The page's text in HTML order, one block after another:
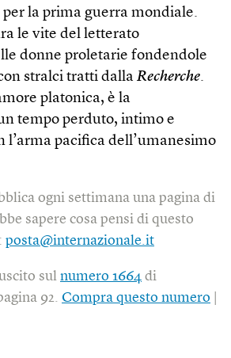
la prima guerra mondiale.
le vite del letterato
donne proletarie fondendole
stralci tratti dalla Recherche.
platonica, è la
tempo perduto, intimo e
l’arma pacifica dell’umanesimo
ogni settimana una pagina di
sapere cosa pensi di questo
posta@internazionale.it
sul numero 1664 di
92. Compra questo numero